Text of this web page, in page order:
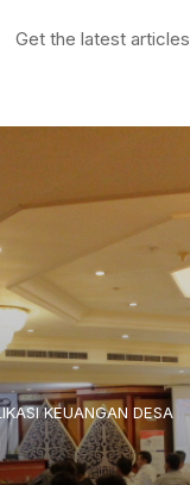
Get the latest articles
KEUANGAN DESA